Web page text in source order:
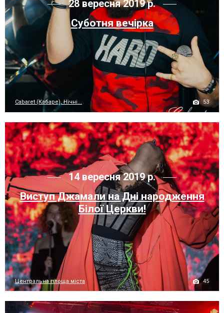
28 вересня 2019 р.
Суботня вечірка
Cabaret (Кабаре), Нічні... 53
14 вересня 2019 р.
Виступ Джамали на Дні народження
Білої Церкви!
Центральна площа міста 45